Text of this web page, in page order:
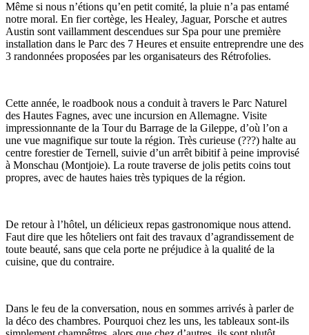
Même si nous n’étions qu’en petit comité, la pluie n’a pas entamé
notre moral. En fier cortège, les Healey, Jaguar, Porsche et autres
Austin sont vaillamment descendues sur Spa pour une première
installation dans le Parc des 7 Heures et ensuite entreprendre une des
3 randonnées proposées par les organisateurs des Rétrofolies.
Cette année, le roadbook nous a conduit à travers le Parc Naturel
des Hautes Fagnes, avec une incursion en Allemagne. Visite
impressionnante de la Tour du Barrage de la Gileppe, d’où l’on a
une vue magnifique sur toute la région. Très curieuse (???) halte au
centre forestier de Ternell, suivie d’un arrêt bibitif à peine improvisé
à Monschau (Montjoie). La route traverse de jolis petits coins tout
propres, avec de hautes haies très typiques de la région.
De retour à l’hôtel, un délicieux repas gastronomique nous attend.
Faut dire que les hôteliers ont fait des travaux d’agrandissement de
toute beauté, sans que cela porte ne préjudice à la qualité de la
cuisine, que du contraire.
Dans le feu de la conversation, nous en sommes arrivés à parler de
la déco des chambres. Pourquoi chez les uns, les tableaux sont-ils